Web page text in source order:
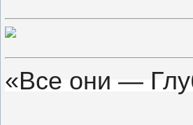
«Все они —